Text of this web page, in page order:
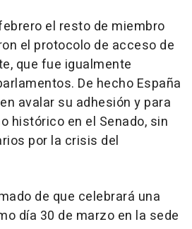
el resto de miembro
el protocolo de acceso de
que fue igualmente
De hecho España
avalar su adhesión y para
histórico en el Senado, sin
por la crisis del
de que celebrará una
día 30 de marzo en la sede